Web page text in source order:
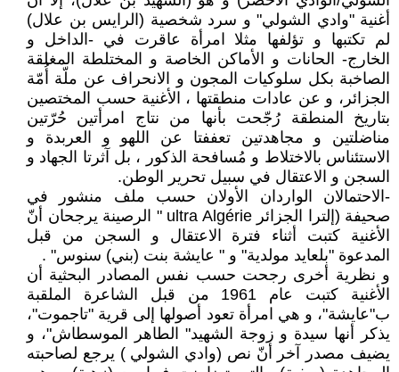
أغنية "وادي الشولي" و سرد شخصية (الرايس بن علال)
لم تكتبها و تؤلفها مثلا امرأة عاقرت في -الداخل و
الخارج- الحانات و الأماكن الخاصة و المختلطة المغلقة
الصاخبة بكل سلوكيات المجون و الانحراف عن ملّة أُمّة
الجزائر، و عن عادات منطقتها ، الأغنية حسب المختصين
بتاريخ المنطقة رُجّحت بأنها من نتاج امرأتين حُرّتين
مناضلتين و مجاهدتين تعففتا عن اللهو و العربدة و
الاستئناس بالاختلاط و مُسافحة الذكور ، بل آثرتا الجهاد و
السجن و الاعتقال في سبيل تحرير الوطن.
-الاحتمالان الواردان الأولان حسب ملف منشور في
صحيفة (إلترا الجزائر ultra Algérie " الرصينة يرجحان أنّ
الأغنية كتبت أثناء فترة الاعتقال و السجن من قبل
المدعوة "بلعايد مولدية" و " عايشة بنت (بني) سنوس" .
و نظرية أخرى رجحت حسب نفس المصادر البحثية أن
الأغنية كتبت عام 1961 من قبل الشاعرة الملقبة
ب"عايشة"، و هي امرأة تعود أصولها إلى قرية "تاجموت"،
يذكر أنها سيدة و زوجة الشهيد" الطاهر الموسطاش"، و
يضيف مصدر آخر أنّ نص (وادي الشولي ) يرجع لصاحبته